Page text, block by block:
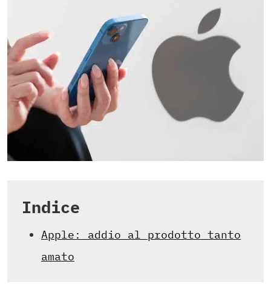
Indice
Apple: addio al prodotto tanto
amato